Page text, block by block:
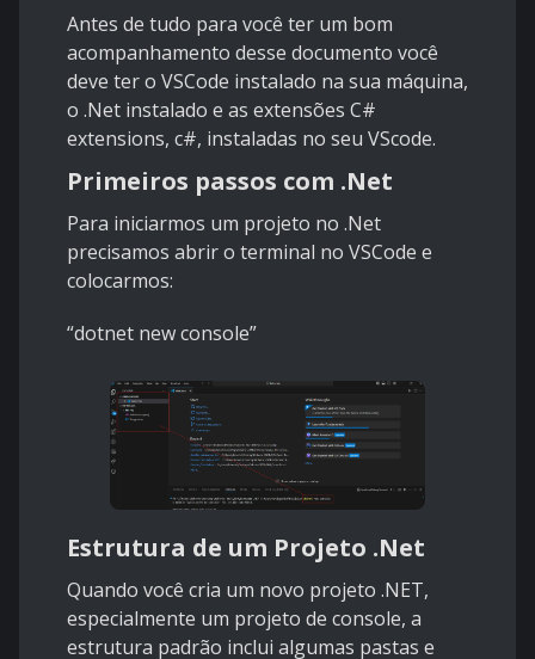
Antes de tudo para você ter um bom
acompanhamento desse documento você
deve ter o VSCode instalado na sua máquina,
o .Net instalado e as extensões C#
extensions, c#, instaladas no seu VScode.
Primeiros passos com .Net
Para iniciarmos um projeto no .Net
precisamos abrir o terminal no VSCode e
colocarmos:
“dotnet new console”
Estrutura de um Projeto .Net
Quando você cria um novo projeto .NET,
especialmente um projeto de console, a
estrutura padrão inclui algumas pastas e